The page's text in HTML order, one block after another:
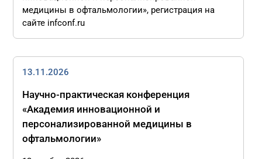
медицины в офтальмологии», регистрация на
сайте infconf.ru
13.11.2026
Научно-практическая конференция
«Академия инновационной и
персонализированной медицины в
офтальмологии»